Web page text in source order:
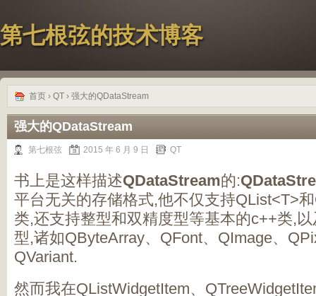
第七根弦的技术博客
首页 › QT › 强大的QDataStream
强大的QDataStream
第七根弦 2015 年 6 月 9 日 QT
书上是这样描述QDataStream的:
平台无关的存储格式,他不仅支持QList<T>
类,还支持整型和双精度型等基本的c++类,
型,诸如QByteArray、QFont、QImage、
QVariant.
然而我在QListWidgetItem、